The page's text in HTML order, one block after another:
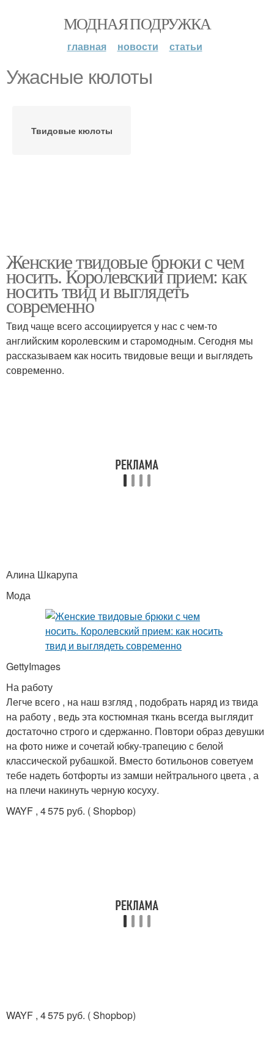
МОДНАЯ ПОДРУЖКА
главная новости статьи
Ужасные кюлоты
Твидовые кюлоты
Женские твидовые брюки с чем
носить. Королевский прием: как
носить твид и выглядеть
современно
Твид чаще всего ассоциируется у нас с чем-то
английским королевским и старомодным. Сегодня мы
рассказываем как носить твидовые вещи и выглядеть
современно.
Алина Шкарупа
Мода
GettyImages
На работу
Легче всего , на наш взгляд , подобрать наряд из твида
на работу , ведь эта костюмная ткань всегда выглядит
достаточно строго и сдержанно. Повтори образ девушки
на фото ниже и сочетай юбку-трапецию с белой
классической рубашкой. Вместо ботильонов советуем
тебе надеть ботфорты из замши нейтрального цвета , а
на плечи накинуть черную косуху.
WAYF , 4 575 руб. ( Shopbop)
WAYF , 4 575 руб. ( Shopbop)